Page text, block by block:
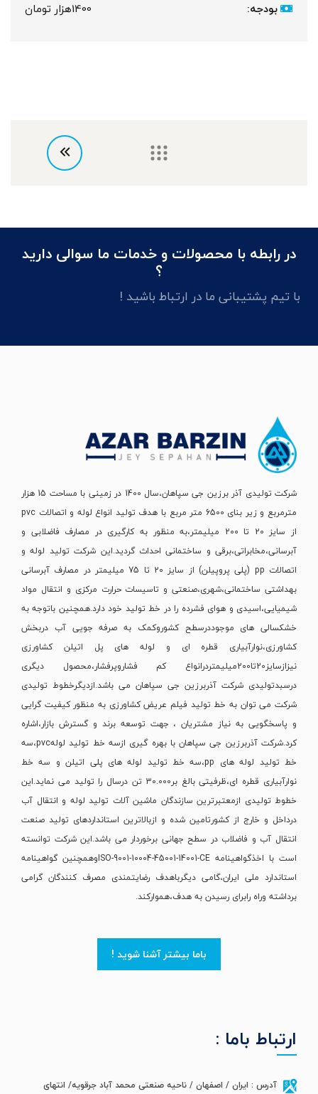
بودجه: 1400هزار تومان
در رابطه با محصولات و خدمات ما سوالی دارید
؟
با تیم پشتیبانی ما در ارتباط باشید !
شرکت تولیدی آذر برزین جی سپاهان،سال 1400 در زمینی با مساحت 15 هزار
مترمربع و زیر بنای 6500 متر مربع با هدف تولید انواع لوله و اتصالات pvc
از سایز 20 تا 200 میلیمتر،به منظور به کارگیری در مصارف فاضلابی و
آبرسانی،مخابراتی،برقی و ساختمانی احداث گردید.این شرکت تولید لوله و
اتصالات pp (پلی پروپیلن) از سایز 20 تا 75 میلیمتر در مصارف آبرسانی
بهداشتی ساختمانی،شهری،صنعتی و تاسیسات حرارت مرکزی و انتقال مواد
شیمیایی،اسیدی و هوای فشرده را در خط تولید خود دارد.همچنین باتوجه به
خشکسالی های موجوددرسطح کشوروکمک به صرفه جویی آب دربخش
کشاورزی،نوارآبیاری قطره ای و لوله های پل اتیلن کشاورزی
نیزازسایز20تا200میلیمتردرانواع کم فشاروپرفشار،محصول دیگری
درسبدتولیدی شرکت آذربرزین جی سپاهان می باشد.ازدیگرخطوط تولیدی
شرکت می توان به خط تولید فیلم عریض کشاورزی به منظور کیفیت گرایی
و پاسخگویی به نیاز مشتریان ، جهت توسعه برند و گسترش بازار،اشاره
کرد.شرکت آذربرزین جی سپاهان با بهره گیری ازسه خط تولید لولهpvc،سه
خط تولید لوله های pp،سه خط تولید لوله های پلی اتیلن و سه خط
نوارآبیاری قطره ای،ظرفیتی بالغ بر30.000 تن درسال را تولید می نماید.این
خطوط تولیدی ازمعتبرترین سازندگان ماشین آلات تولید لوله و انتقال آب
درداخل و خارج از کشورتامین شده و ازبالاترین استانداردهای تولید صنعت
انتقال آب و فاضلاب در سطح جهانی برخوردار می باشد.این شرکت توانسته
است با اخذگواهینامه ISO-9001-10004-45001-14001-CEوهمچنین گواهینامه
استاندارد ملی ایران،گامی دیگرباهدف رضایتمندی مصرف کنندگان گرامی
برداشته وراه رابرای رسیدن به هدف،هموارکند.
باما بیشتر آشنا شوید !
ارتباط باما :
آدرس : ایران / اصفهان / ناحیه صنعتی محمد آباد جرقویه/ انتهای